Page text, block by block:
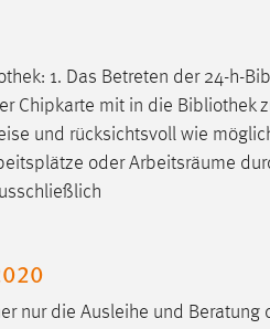
: 1. Das Betreten der 24-h-
Chipkarte mit in die Bibliothek
und rücksichtsvoll wie
oder Arbeitsräume
nur die Ausleihe und Beratung